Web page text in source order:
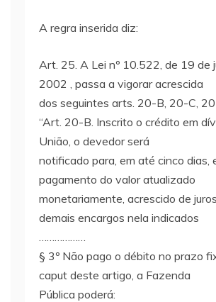
A regra inserida diz:
Art. 25. A Lei nº 10.522, de 19 de
2002 , passa a vigorar acrescida
dos seguintes arts. 20-B, 20-C,
“Art. 20-B. Inscrito o crédito em
União, o devedor será
notificado para, em até cinco dias,
pagamento do valor atualizado
monetariamente, acrescido de
demais encargos nela indicados
§ 3º Não pago o débito no prazo
caput deste artigo, a Fazenda
Pública poderá: